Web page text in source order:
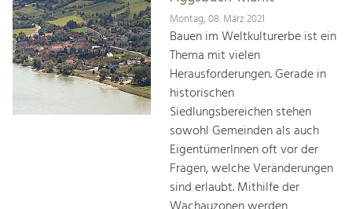
Montag, 08. März 2021
Bauen im Weltkulturerbe ist ein
Thema mit vielen
Herausforderungen. Gerade in
historischen
Siedlungsbereichen stehen
sowohl Gemeinden als auch
EigentümerInnen oft vor der
Fragen, welche Veränderungen
sind erlaubt. Mithilfe der